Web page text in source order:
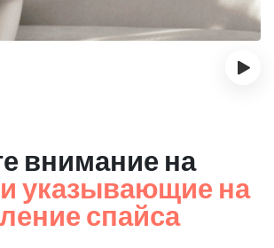
›
внимание на
указывающие на
спайса